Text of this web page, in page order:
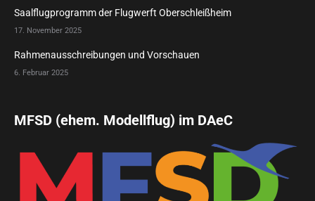
Saalflugprogramm der Flugwerft Oberschleißheim
17. November 2025
Rahmenausschreibungen und Vorschauen
6. Februar 2025
MFSD (ehem. Modellflug) im DAeC